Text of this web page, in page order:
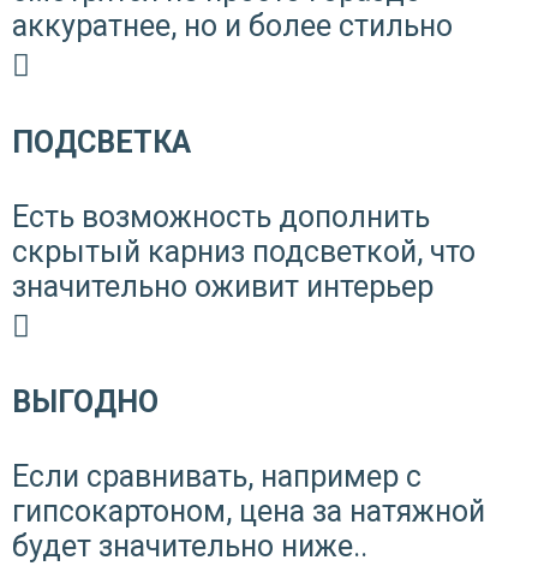
аккуратнее, но и более стильно
ПОДСВЕТКА
Есть возможность дополнить
скрытый карниз подсветкой, что
значительно оживит интерьер
ВЫГОДНО
Если сравнивать, например с
гипсокартоном, цена за натяжной
будет значительно ниже..